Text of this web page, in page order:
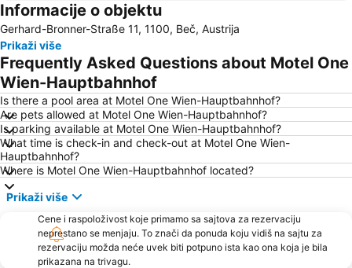
Vienna Airport
Wiener Stadthalle
U-Bahnlinie U1
Leopoldstadt
Meidling
Graben
Penzing
Hofburg
Istorijski centar Beča
Wien Simmering
Ottakring
Tržni centar Shopping city Sud
Belvedere Palace
Lugner City
Simmering
Arsenal
Austrijska galerija Belvedere
Stadion Center
Albertina
Wiener U-Bahn
Informacije o objektu
Gerhard-Bronner-Straße 11, 1100, Beč, Austrija
Prikaži više
Frequently Asked Questions about Motel One
Wien-Hauptbahnhof
Is there a pool area at Motel One Wien-Hauptbahnhof?
Are pets allowed at Motel One Wien-Hauptbahnhof?
Is parking available at Motel One Wien-Hauptbahnhof?
What time is check-in and check-out at Motel One Wien-
Hauptbahnhof?
Where is Motel One Wien-Hauptbahnhof located?
Prikaži više
Cene i raspoloživost koje primamo sa sajtova za rezervaciju
neprestano se menjaju. To znači da ponuda koju vidiš na sajtu za
rezervaciju možda neće uvek biti potpuno ista kao ona koja je bila
prikazana na trivagu.